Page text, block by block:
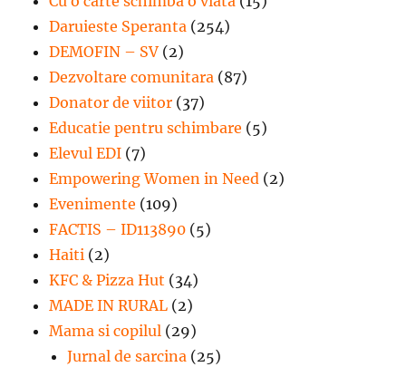
Daruieste Speranta (254)
DEMOFIN – SV (2)
Dezvoltare comunitara (87)
Donator de viitor (37)
Educatie pentru schimbare (5)
Elevul EDI (7)
Empowering Women in Need (2)
Evenimente (109)
FACTIS – ID113890 (5)
Haiti (2)
KFC & Pizza Hut (34)
MADE IN RURAL (2)
Mama si copilul (29)
Jurnal de sarcina (25)